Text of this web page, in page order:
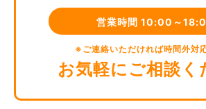
スを利用しようとするユーザーの特定をし
するため
ユーザーにご自身の登録情報の閲覧や変更
況の閲覧を行っていただくため
有料サービスにおいて，ユーザーに利用料
営業時間 10:00～
※ご連絡いただければ時間外対
お気軽にご相談く